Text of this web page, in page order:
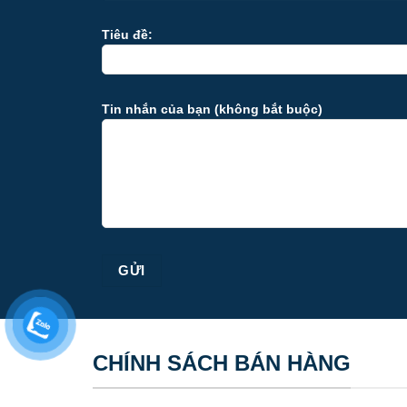
1/
»
Tiêu đề:
Tin nhắn của bạn (không bắt buộc)
CHÍNH SÁCH BÁN HÀNG